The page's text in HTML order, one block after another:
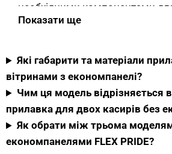
необхідними компонентами для
повноцінної касової зони з
Габарити моделі —
× глибина × висота). Це
одночасної роботи двох
мм — стандартна “стояча” зона
900 мм забезпечує робочий
комплектів касового
Показати ще
Які габарити та матеріали
вітринами з економпанелі?
Чим ця модель відрізняється
прилавка для двох касирів без
Як обрати між трьома
економпанелями FLEX PRIDE?